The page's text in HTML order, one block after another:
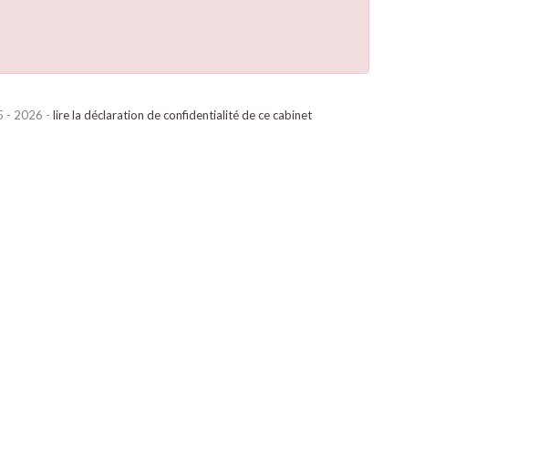
- 2026 - lire la déclaration de confidentialité de ce cabinet